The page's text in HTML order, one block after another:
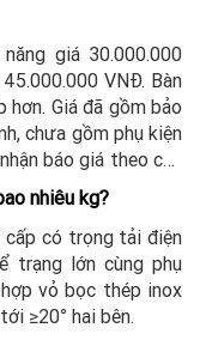
giá 30.000.000
VNĐ. Bàn
Giá đã gồm bảo
chưa gồm phụ kiện
báo giá theo cấu
nhiêu kg?
cấp có trọng tải điện
trạng lớn cùng phụ
vỏ bọc thép inox
≥20° hai bên.